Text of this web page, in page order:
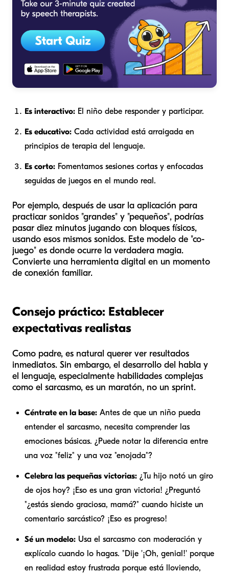
Es interactivo: El niño debe responder y participar.
Es educativo: Cada actividad está arraigada en
principios de terapia del lenguaje.
Es corto: Fomentamos sesiones cortas y enfocadas
seguidas de juegos en el mundo real.
Por ejemplo, después de usar la aplicación para
practicar sonidos "grandes" y "pequeños", podrías
pasar diez minutos jugando con bloques físicos,
usando esos mismos sonidos. Este modelo de "co-
juego" es donde ocurre la verdadera magia.
Convierte una herramienta digital en un momento
de conexión familiar.
Consejo práctico: Establecer
expectativas realistas
Como padre, es natural querer ver resultados
inmediatos. Sin embargo, el desarrollo del habla y
el lenguaje, especialmente habilidades complejas
como el sarcasmo, es un maratón, no un sprint.
Céntrate en la base: Antes de que un niño pueda
entender el sarcasmo, necesita comprender las
emociones básicas. ¿Puede notar la diferencia entre
una voz "feliz" y una voz "enojada"?
Celebra las pequeñas victorias: ¿Tu hijo notó un giro
de ojos hoy? ¡Eso es una gran victoria! ¿Preguntó
"¿estás siendo graciosa, mamá?" cuando hiciste un
comentario sarcástico? ¡Eso es progreso!
Sé un modelo: Usa el sarcasmo con moderación y
explícalo cuando lo hagas. "Dije '¡Oh, genial!' porque
en realidad estoy frustrada porque está lloviendo,